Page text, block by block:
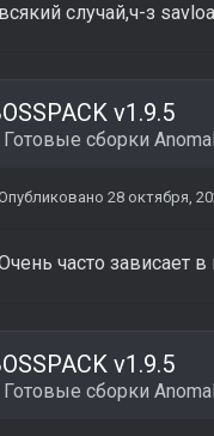
случай,ч-з
v1.9.5
Готовые сборки
28 октября,
часто зависает
v1.9.5
Готовые сборки